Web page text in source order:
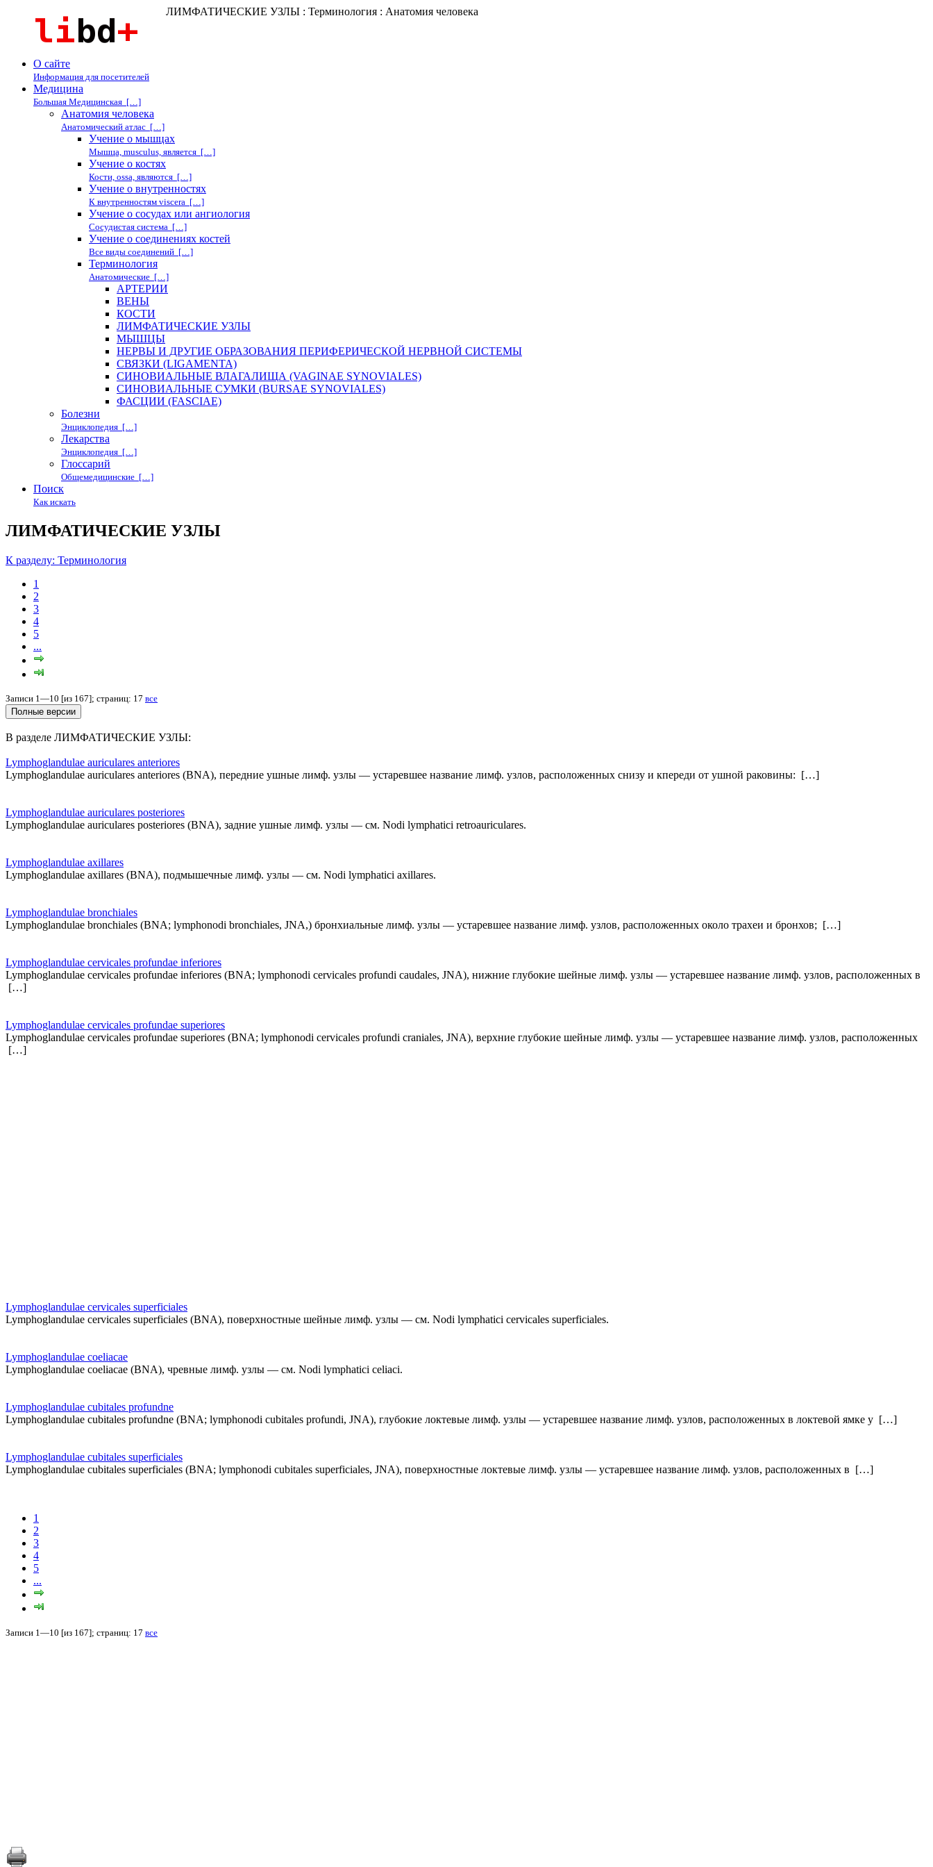
ЛИМФАТИЧЕСКИЕ УЗЛЫ : Терминология : Анатомия человека
О сайте
Информация для посетителей
Медицина
Большая Медицинская […]
Анатомия человека
Анатомический атлас […]
Учение о мышцах
Мышца, musculus, является […]
Учение о костях
Кости, ossa, являются […]
Учение о внутренностях
К внутренностям viscera […]
Учение о сосудах или ангиология
Сосудистая система […]
Учение о соединениях костей
Все виды соединений […]
Терминология
Анатомические […]
АРТЕРИИ
ВЕНЫ
КОСТИ
ЛИМФАТИЧЕСКИЕ УЗЛЫ
МЫШЦЫ
НЕРВЫ И ДРУГИЕ ОБРАЗОВАНИЯ ПЕРИФЕРИЧЕСКОЙ НЕРВНОЙ СИСТЕМЫ
СВЯЗКИ (LIGAMENTA)
СИНОВИАЛЬНЫЕ ВЛАГАЛИЩА (VAGINAE SYNOVIALES)
СИНОВИАЛЬНЫЕ СУМКИ (BURSAE SYNOVIALES)
ФАСЦИИ (FASCIAE)
Болезни
Энциклопедия […]
Лекарства
Энциклопедия […]
Глоссарий
Общемедицинские […]
Поиск
Как искать
ЛИМФАТИЧЕСКИЕ УЗЛЫ
К разделу: Терминология
1
2
3
4
5
...
Записи 1—10 [из 167]; страниц: 17 все
В разделе ЛИМФАТИЧЕСКИЕ УЗЛЫ:
Lymphoglandulae auriculares anteriores
Lymphoglandulae auriculares anteriores (BNA), передние ушные лимф. узлы — устаревшее название лимф. узлов, расположенных снизу и кпереди от ушной раковины: […]
Lymphoglandulae auriculares posteriores
Lymphoglandulae auriculares posteriores (BNA), задние ушные лимф. узлы — см. Nodi lymphatici retroauriculares.
Lymphoglandulae axillares
Lymphoglandulae axillares (BNA), подмышечные лимф. узлы — см. Nodi lymphatici axillares.
Lymphoglandulae bronchiales
Lymphoglandulae bronchiales (BNA; lymphonodi bronchiales, JNA,) бронхиальные лимф. узлы — устаревшее название лимф. узлов, расположенных около трахеи и бронхов; […]
Lymphoglandulae cervicales profundae inferiores
Lymphoglandulae cervicales profundae inferiores (BNA; lymphonodi cervicales profundi caudales, JNA), нижние глубокие шейные лимф. узлы — устаревшее название лимф. узлов, расположенных в
[…]
Lymphoglandulae cervicales profundae superiores
Lymphoglandulae cervicales profundae superiores (BNA; lymphonodi cervicales profundi craniales, JNA), верхние глубокие шейные лимф. узлы — устаревшее название лимф. узлов, расположенных
[…]
Lymphoglandulae cervicales superficiales
Lymphoglandulae cervicales superficiales (BNA), поверхностные шейные лимф. узлы — см. Nodi lymphatici cervicales superficiales.
Lymphoglandulae coeliacae
Lymphoglandulae coeliacae (BNA), чревные лимф. узлы — см. Nodi lymphatici celiaci.
Lymphoglandulae cubitales profundne
Lymphoglandulae cubitales profundne (BNA; lymphonodi cubitales profundi, JNA), глубокие локтевые лимф. узлы — устаревшее название лимф. узлов, расположенных в локтевой ямке у […]
Lymphoglandulae cubitales superficiales
Lymphoglandulae cubitales superficiales (BNA; lymphonodi cubitales superficiales, JNA), поверхностные локтевые лимф. узлы — устаревшее название лимф. узлов, расположенных в […]
1
2
3
4
5
...
Записи 1—10 [из 167]; страниц: 17 все